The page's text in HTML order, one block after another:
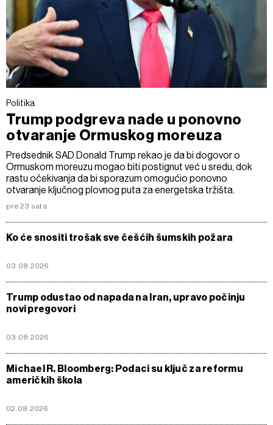
Politika
Trump podgreva nade u ponovno
otvaranje Ormuskog moreuza
Predsednik SAD Donald Trump rekao je da bi dogovor o
Ormuskom moreuzu mogao biti postignut već u sredu, dok
rastu očekivanja da bi sporazum omogućio ponovno
otvaranje ključnog plovnog puta za energetska tržišta.
pre 23 sata
Ko će snositi trošak sve češćih šumskih požara
03.08.2026
Trump odustao od napada na Iran, upravo počinju
novi pregovori
03.08.2026
Michael R. Bloomberg: Podaci su ključ za reformu
američkih škola
02.08.2026